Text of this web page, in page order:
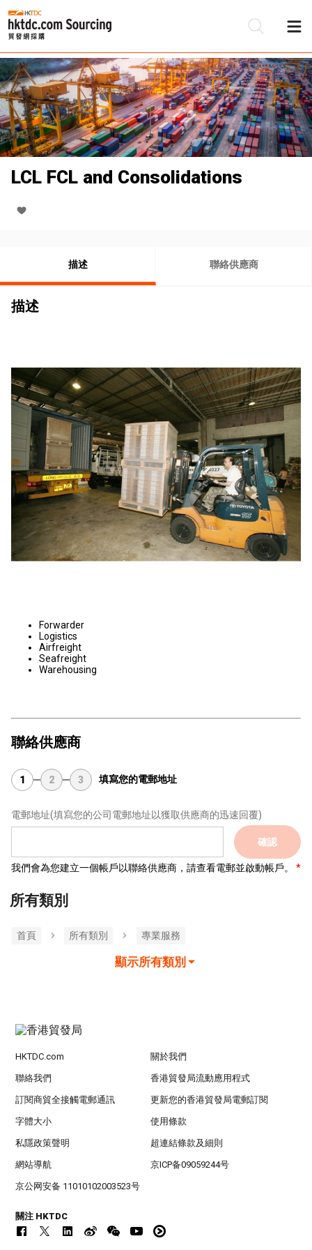
LCL FCL and Consolidations
描述 聯絡供應商
描述
Forwarder
Logistics
Airfreight
Seafreight
Warehousing
聯絡供應商
1 2 3 填寫您的電郵地址
電郵地址(填寫您的公司電郵地址以獲取供應商的迅速回覆)
確認
我們會為您建立一個帳戶以聯絡供應商，請查看電郵並啟動帳戶。
所有類別
首頁 所有類別 專業服務
顯示所有類別
HKTDC.com 關於我們
聯絡我們 香港貿發局流動應用程式
訂閱商貿全接觸電郵通訊 更新您的香港貿發局電郵訂閱
字體大小 使用條款
私隱政策聲明 超連結條款及細則
網站導航 京ICP备09059244号
京公网安备 11010102003523号
關注 HKTDC